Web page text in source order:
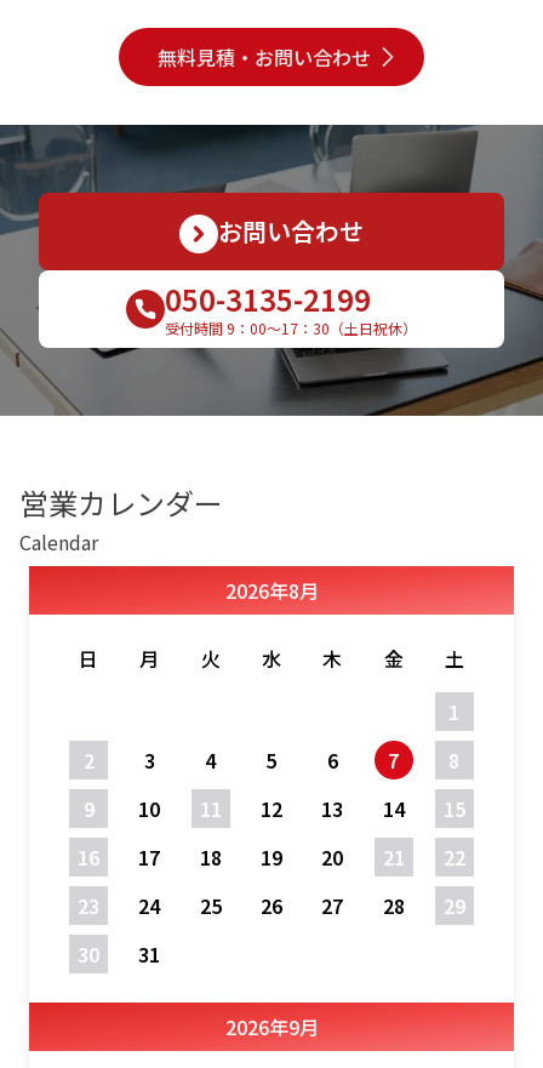
無料見積・お問い合わせ
お問い合わせ
050-3135-2199
受付時間 9：00〜17：30（土日祝休）
営業カレンダー
Calendar
2026年8月
日 月 火 水 木 金
土
1
2
3 4 5 6 7
8
9
10 11 12 13 14
15
16
17 18 19 20 21
22
23
24 25 26 27 28
29
30
31
2026年9月